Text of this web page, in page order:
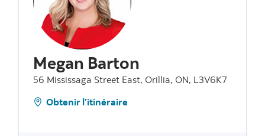
Megan Barton
56 Mississaga Street East, Orillia, ON, L3V6K7
Obtenir l’itinéraire